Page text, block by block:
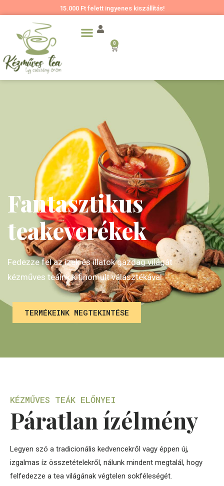
15.000 Ft felett ingyenes kiszállítás!
0
Fantasztikus
teakeverékek
Fedezze fel az ízek és illatok gazdag világát
kézműves teáink kifinomult választékával.
TERMÉKEINK MEGTEKINTÉSE
KÉZMŰVES TEÁK ELŐNYEI
Páratlan ízélmény
Legyen szó a tradicionális kedvencekről vagy éppen új,
izgalmas íz összetételekről, nálunk mindent megtalál, hogy
felfedezze a tea világának végtelen sokféleségét.